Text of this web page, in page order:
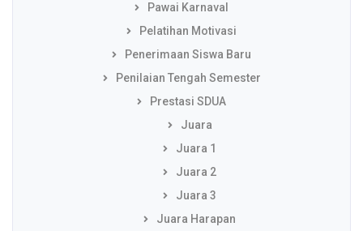
Pawai Karnaval
Pelatihan Motivasi
Penerimaan Siswa Baru
Penilaian Tengah Semester
Prestasi SDUA
Juara
Juara 1
Juara 2
Juara 3
Juara Harapan